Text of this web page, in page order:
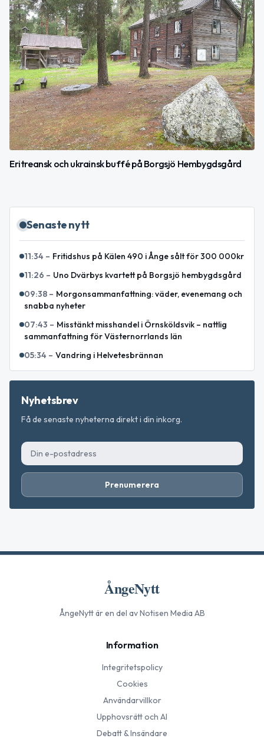
Eritreansk och ukrainsk buffé på Borgsjö Hembygdsgård
Senaste nytt
11:34 – Fritidshus på Kälen 490 i Ånge sålt för 300 000kr
11:26 – Uno Dvärbys kvartett på Borgsjö hembygdsgård
09:38 – Morgonsammanfattning: väder, evenemang och
snabba nyheter
07:43 – Misstänkt misshandel i Örnsköldsvik – nattlig
sammanfattning för Västernorrlands län
05:34 – Vandring i Helvetesbrännan
Nyhetsbrev
Få de senaste nyheterna direkt i din inkorg.
Prenumerera
ÅngeNytt
ÅngeNyttär en del av Notisen Media AB
Information
Integritetspolicy
Cookies
Användarvillkor
Upphovsrätt och AI
Debatt & Insändare